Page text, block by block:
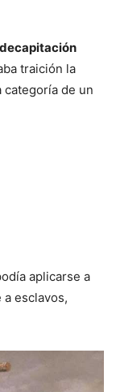
decapitación
traición la
categoría de un
aplicarse a
esclavos,